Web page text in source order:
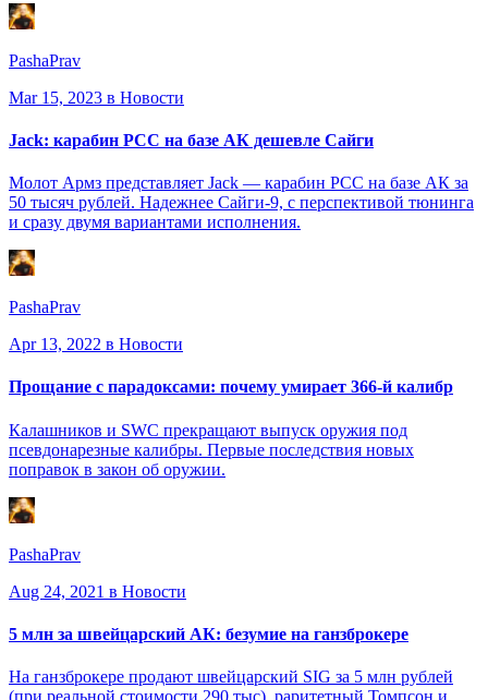
PashaPrav
Mar 15, 2023 в Новости
Jack: карабин PCC на базе АК дешевле Сайги
Молот Армз представляет Jack — карабин PCC на базе АК за
50 тысяч рублей. Надежнее Сайги-9, с перспективой тюнинга
и сразу двумя вариантами исполнения.
PashaPrav
Apr 13, 2022 в Новости
Прощание с парадоксами: почему умирает 366-й калибр
Калашников и SWC прекращают выпуск оружия под
псевдонарезные калибры. Первые последствия новых
поправок в закон об оружии.
PashaPrav
Aug 24, 2021 в Новости
5 млн за швейцарский АК: безумие на ганзброкере
На ганзброкере продают швейцарский SIG за 5 млн рублей